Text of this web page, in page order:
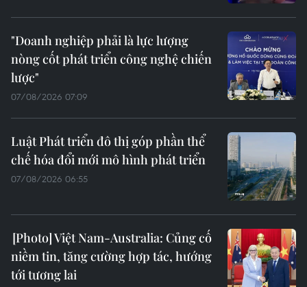
"Doanh nghiệp phải là lực lượng
nòng cốt phát triển công nghệ chiến
lược"
07/08/2026 07:09
Luật Phát triển đô thị góp phần thể
chế hóa đổi mới mô hình phát triển
07/08/2026 06:55
Việt Nam-Australia: Củng cố
niềm tin, tăng cường hợp tác, hướng
tới tương lai